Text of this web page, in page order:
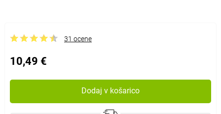
31 ocene
10,49 €
Dodaj v košarico